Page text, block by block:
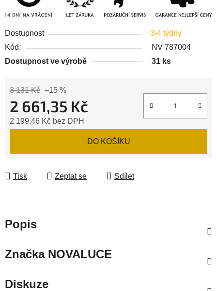
Dostupnost
3-4 týdny
Kód:
NV 787004
Dostupnost ve výrobě
31 ks
3 131 Kč –15 %
2 661,35 Kč
2 199,46 Kč bez DPH
DO KOŠÍKU
Tisk Zeptat se Sdílet
Popis
ZnačkaNOVALUCE
Diskuze